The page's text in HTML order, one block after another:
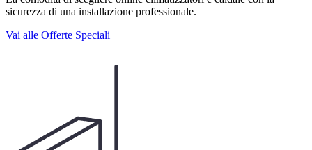
sicurezza di una installazione professionale.
Vai alle Offerte Speciali